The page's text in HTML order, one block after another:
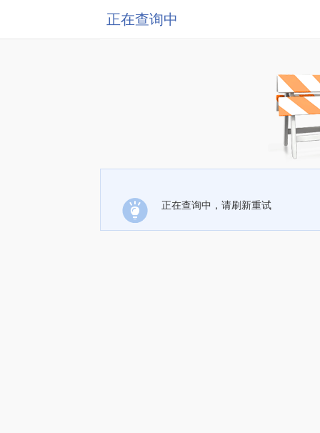
正在查询中
正在查询中，请刷新重试